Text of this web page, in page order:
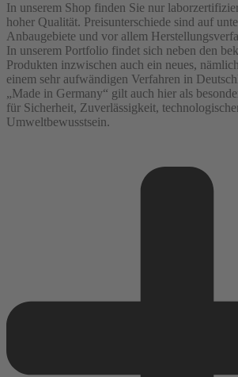
In unserem Shop finden Sie nur
hoher Qualität. Preisunterschiede sind auf
Anbaugebiete und vor allem
In unserem Portfolio findet sich neben den
Produkten inzwischen auch ein neues,
einem sehr aufwändigen Verfahren in
„Made in Germany“ gilt auch hier als
für Sicherheit, Zuverlässigkeit,
Umweltbewusstsein.